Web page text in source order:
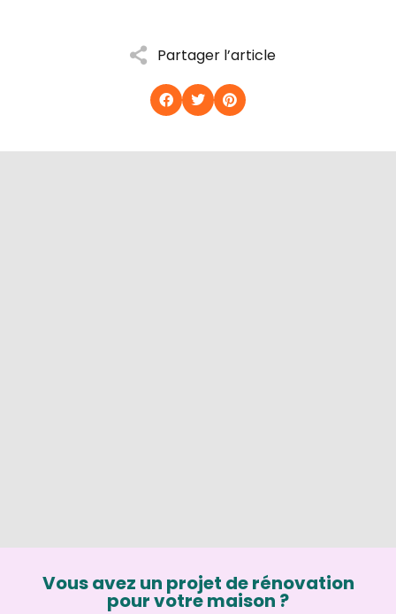
Partager l’article
Vous avez un projet de rénovation
pour votre maison ?